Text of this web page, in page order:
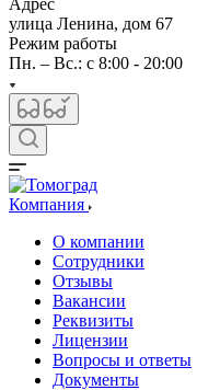
Адрес
улица Ленина, дом 67
Режим работы
Пн. – Вс.: c 8:00 - 20:00
Компания
О компании
Сотрудники
Отзывы
Вакансии
Реквизиты
Лицензии
Вопросы и ответы
Документы